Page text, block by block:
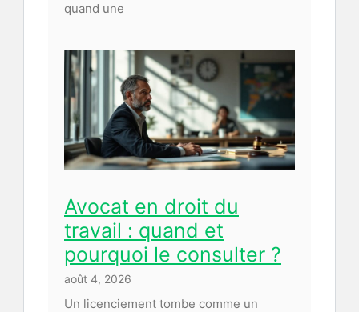
quand une
Avocat en droit du
travail : quand et
pourquoi le consulter ?
août 4, 2026
Un licenciement tombe comme un